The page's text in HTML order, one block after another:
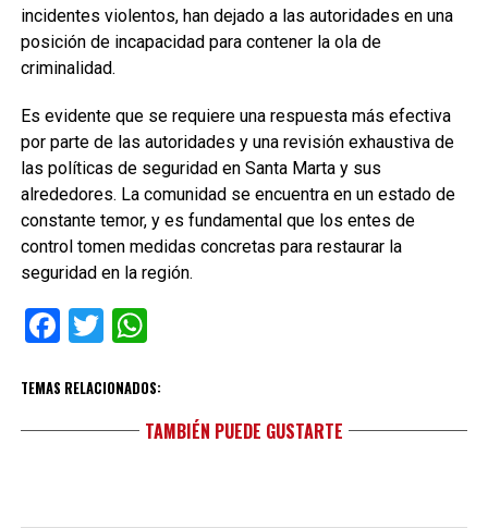
incidentes violentos, han dejado a las autoridades en una
posición de incapacidad para contener la ola de
criminalidad.
Es evidente que se requiere una respuesta más efectiva
por parte de las autoridades y una revisión exhaustiva de
las políticas de seguridad en Santa Marta y sus
alrededores. La comunidad se encuentra en un estado de
constante temor, y es fundamental que los entes de
control tomen medidas concretas para restaurar la
seguridad en la región.
Facebook
TwitterWhatsApp
TEMAS RELACIONADOS:
TAMBIÉN PUEDE GUSTARTE